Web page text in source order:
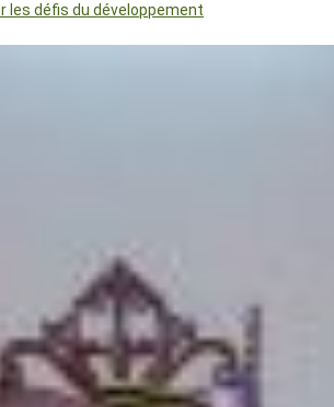
les défis du développement